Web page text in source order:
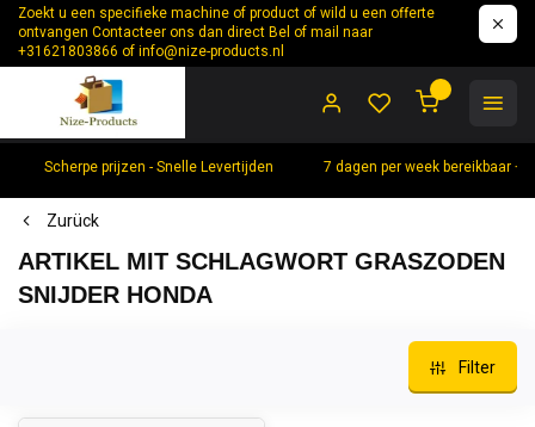
Zoekt u een specifieke machine of product of wild u een offerte
ontvangen Contacteer ons dan direct Bel of mail naar
+31621803866 ofinfo@nize-products.nl
Scherpe prijzen - Snelle Levertijden 7 dagen per week bereikbaar
Zurück
ARTIKEL MIT SCHLAGWORT GRASZODEN
SNIJDER HONDA
Filter